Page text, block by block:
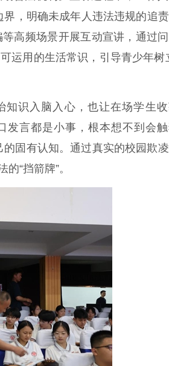
界，明确未成年人违法违规的追
高频场景开展互动宣讲，通过
运用的生活常识，引导青少年树
识入脑入心，也让在场学生收
发言都是小事，根本想不到会
固有认知。通过真实的校园欺凌
“挡箭牌”。